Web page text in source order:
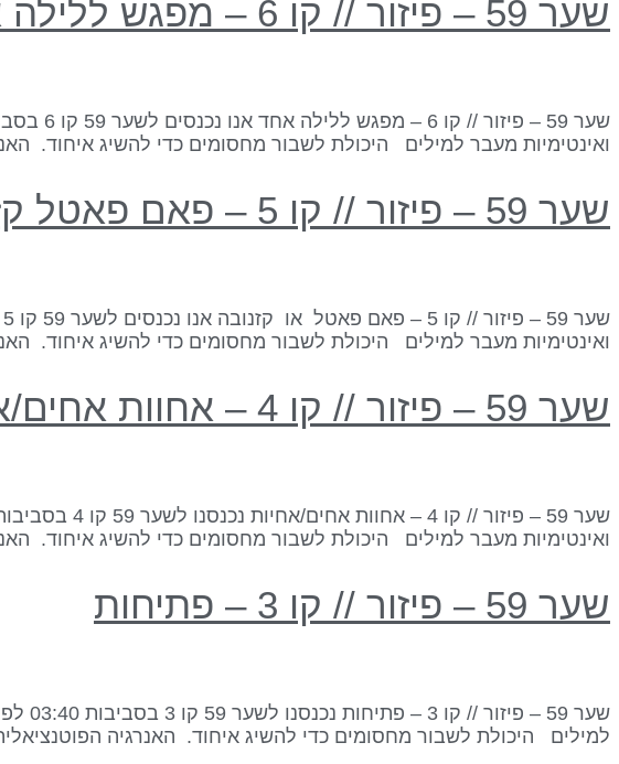
שער 59 – פיזור // קו 6 – מפגש ללילה אחד
ואינטימיות מעבר למילים היכולת לשבור מחסומים כדי להשיג איחוד.
שער 59 – פיזור // קו 5 – פאם פאטל קזנובה
ואינטימיות מעבר למילים היכולת לשבור מחסומים כדי להשיג איחוד.
שער 59 – פיזור // קו 4 – אחוות אחים/אחיות
ואינטימיות מעבר למילים היכולת לשבור מחסומים כדי להשיג איחוד.
שער 59 – פיזור // קו 3 – פתיחות
למילים היכולת לשבור מחסומים כדי להשיג איחוד. האנרגיה